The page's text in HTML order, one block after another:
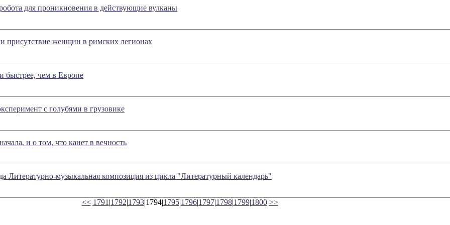
для проникновения в действующие вулканы
присутствие женщин в римских легионах
быстрее, чем в Европе
с голубями в грузовике
и о том, что канет в вечность
Литературно-музыкальная композиция из цикла "Литературный календарь"
<< 1791 |1792|1793|1794|1795|1796|1797|1798|1799|1800 >>